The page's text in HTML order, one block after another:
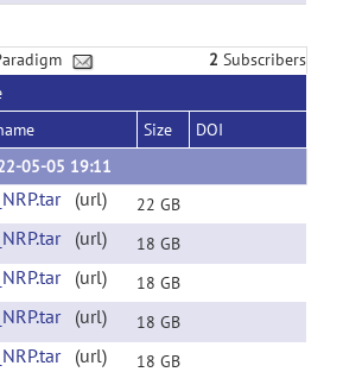
2 Subscribers
Size
DOI
05-05 19:11
(url) 22 GB
(url) 18 GB
(url) 18 GB
(url) 18 GB
(url) 18 GB